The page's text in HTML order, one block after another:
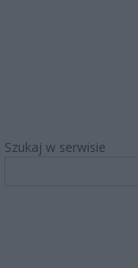
Szukaj w serwisie